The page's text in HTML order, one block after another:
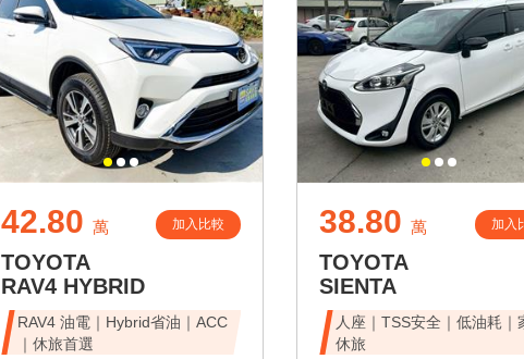
42.80 萬 加入比較
TOYOTA
RAV4 HYBRID
RAV4 油電｜Hybrid省油｜ACC
｜休旅首選
38.80 萬 加入
TOYOTA
SIENTA
人座｜TSS安全｜低油耗｜
休旅